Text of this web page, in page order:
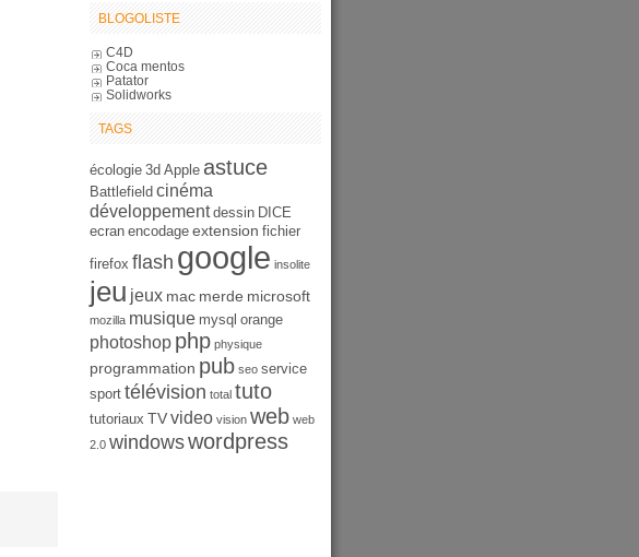
BLOGOLISTE
C4D
Coca mentos
Patator
Solidworks
TAGS
écologie 3d Apple astuce
Battlefield cinéma
développement dessin DICE
ecran encodage extension fichier
firefox flash google insolite
jeu jeux mac merde microsoft
mozilla musique mysql orange
photoshop php physique
programmation pub seo service
sport télévision total tuto
tutoriaux TVvideo vision web web
2.0 windowswordpress